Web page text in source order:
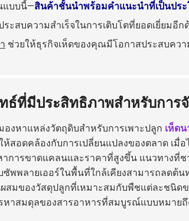
แบบนี้—สินค้าชั้นนำพร้อมคำแนะนำที่เป็นปร
ระสบความสำเร็จในการเติบโตที่ยอดเยี่ยมอีก
ช่วยให้ธุรกิจเห็ดของคุณมีโอกาสประสบควา
ธ์ที่มีประสิทธิภาพสำหรับกา
งหาแหล่งวัตถุดิบสำหรับการเพาะปลูก เห็ด
สอดคล้องกับการเปลี่ยนแปลงของตลาด เมื่
าการขาดแคลนและราคาที่สูงขึ้น แนวทางที่
พพลายเออร์ในพื้นที่ใกล้เคียงสามารถลดต้
ผสมของวัสดุปลูกที่เหมาะสมกับพืชแต่ละชนิด
หาสมดุลของสารอาหารที่สมบูรณ์แบบหมายถึ